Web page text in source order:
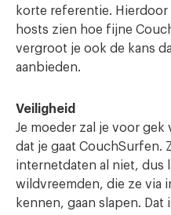
korte referentie.
hosts zien hoe fijne
vergroot je ook de kans
aanbieden.
Veiligheid
Je moeder zal je voor gek
dat je gaat CouchSurfen.
internetdaten al niet, dus
wildvreemden, die ze via
kennen, gaan slapen.